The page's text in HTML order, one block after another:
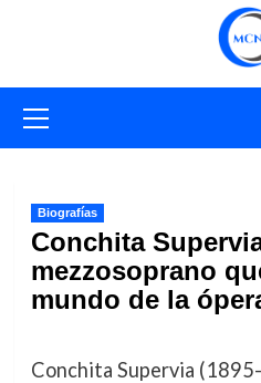
primario
Biografías
Conchita
mezzosoprano
mundo de la
Conchita Supervia